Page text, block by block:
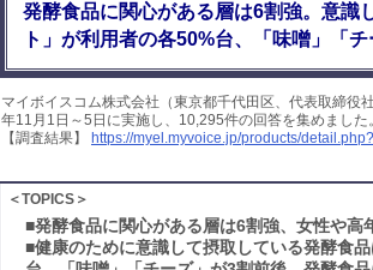
発酵食品に関心がある層は6割強。意識
ト」が利用者の各50%台、「味噌」「
マイボイスコム株式会社（東京都千代田区、代表取締
年11月1日～5日に実施し、10,295件の回答を集めまし
【調査結果】
https://myel.myvoice.jp/products/
＜TOPICS＞
■発酵食品に関心がある層は6割強、女性や高
■健康のために意識して摂取している発酵食